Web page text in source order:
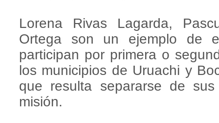
Lorena Rivas Lagarda,
Ortega son un ejemplo de
participan por primera o
los municipios de Uruachi y
que resulta separarse de
misión.